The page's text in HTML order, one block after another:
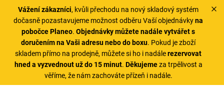
Vážení zákazníci, kvůli přechodu na nový skladový systém
dočasně pozastavujeme možnost odběru Vaší objednávkyna
pobočce Planeo.Objednávky můžete nadále vytvářet s
doručením na Vaši adresu nebo do boxu. Pokud je zboží
skladem přímo na prodejně, můžete si ho i nadálerezervovat
hned a vyzvednout už do 15 minut. Děkujemeza trpělivost a
věříme, že nám zachováte přízeň i nadále.